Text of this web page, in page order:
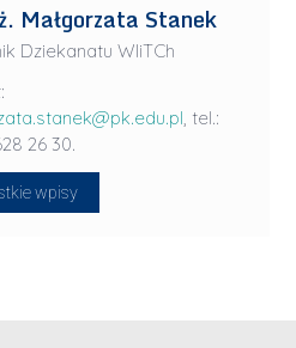
Małgorzata Stanek
Dziekanatu WIiTCh
, tel.:
26 30.
wpisy